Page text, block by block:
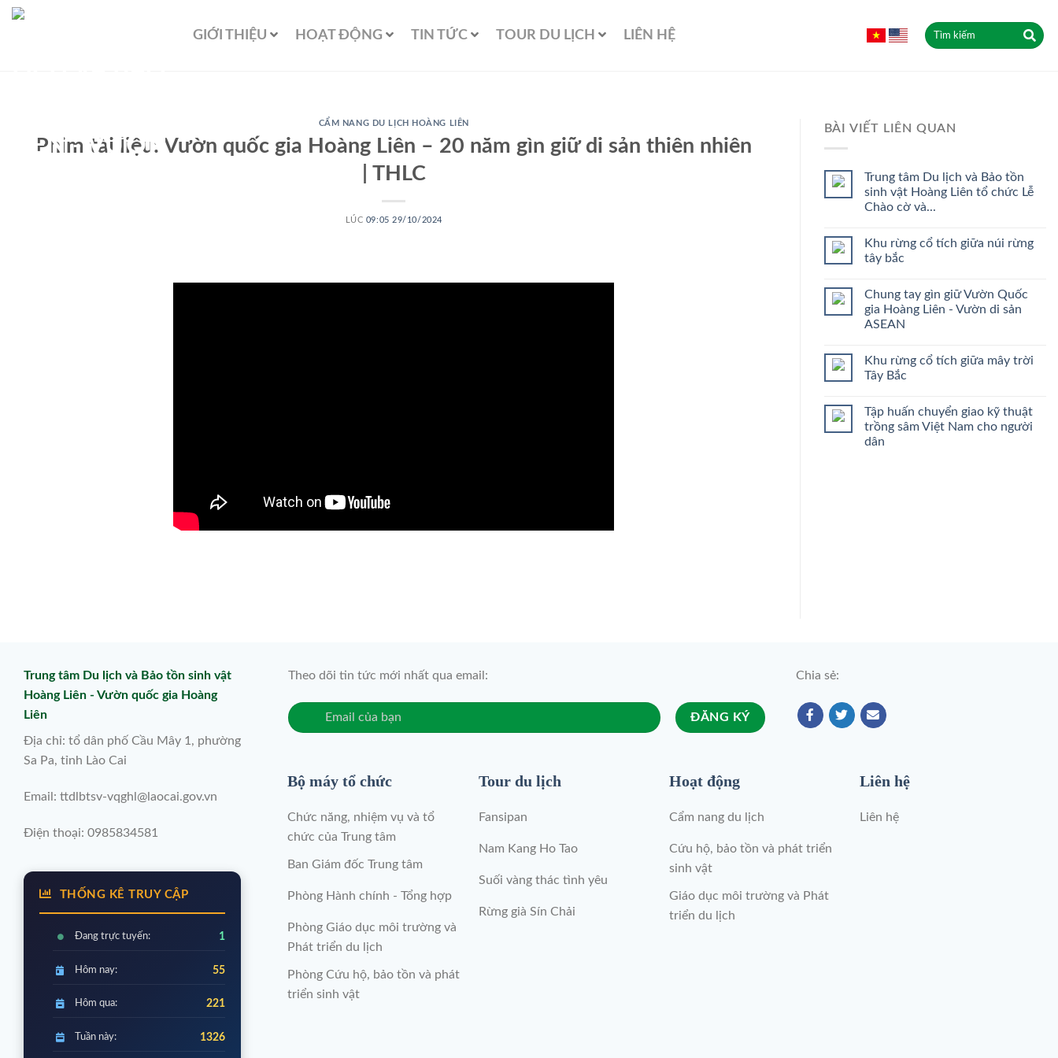
GIỚI THIỆU HOẠT ĐỘNG TIN TỨC TOUR DU LỊCH LIÊN HỆ
CẨM NANG DU LỊCH HOÀNG LIÊN
Phim tài liệu: Vườn quốc gia Hoàng Liên – 20 năm gìn giữ di sản thiên nhiên
| THLC
LÚC 09:05 29/10/2024
BÀI VIẾT LIÊN QUAN
Trung tâm Du lịch và Bảo tồn
sinh vật Hoàng Liên tổ chức Lễ
Chào cờ và...
Khu rừng cổ tích giữa núi rừng
tây bắc
Chung tay gìn giữ Vườn Quốc
gia Hoàng Liên - Vườn di sản
ASEAN
Khu rừng cổ tích giữa mây trời
Tây Bắc
Tập huấn chuyển giao kỹ thuật
trồng sâm Việt Nam cho người
dân
Trung tâm Du lịch và Bảo tồn sinh vật
Hoàng Liên - Vườn quốc gia Hoàng
Liên
Địa chỉ: tổ dân phố Cầu Mây 1, phường
Sa Pa, tỉnh Lào Cai
Email: ttdlbtsv-vqghl@laocai.gov.vn
Điện thoại: 0985834581
THỐNG KÊ TRUY CẬP
Đang trực tuyến: 1
Hôm nay: 55
Hôm qua: 221
Tuần này: 1326
Theo dõi tin tức mới nhất qua email: Chia sẻ:
Bộ máy tổ chức
Chức năng, nhiệm vụ và tổ
chức của Trung tâm
Ban Giám đốc Trung tâm
Phòng Hành chính - Tổng hợp
Phòng Giáo dục môi trường và
Phát triển du lịch
Phòng Cứu hộ, bảo tồn và phát
triển sinh vật
Tour du lịch
Fansipan
Nam Kang Ho Tao
Suối vàng thác tình yêu
Rừng già Sín Chải
Hoạt động
Cẩm nang du lịch
Cứu hộ, bảo tồn và phát triển
sinh vật
Giáo dục môi trường và Phát
triển du lịch
Liên hệ
Liên hệ